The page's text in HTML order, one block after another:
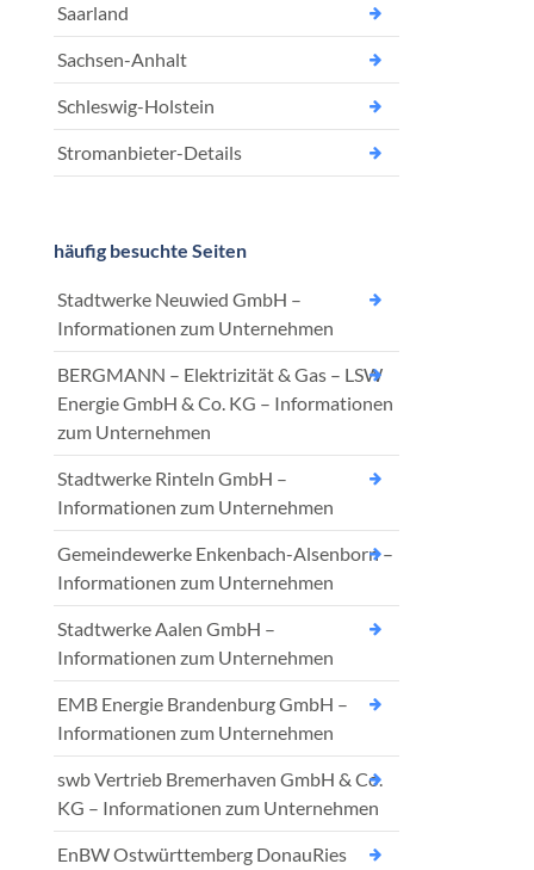
Saarland
Sachsen-Anhalt
Schleswig-Holstein
Stromanbieter-Details
häufig besuchte Seiten
Stadtwerke Neuwied GmbH –
Informationen zum Unternehmen
BERGMANN – Elektrizität & Gas – LSW
Energie GmbH & Co. KG – Informationen
zum Unternehmen
Stadtwerke Rinteln GmbH –
Informationen zum Unternehmen
Gemeindewerke Enkenbach-Alsenborn –
Informationen zum Unternehmen
Stadtwerke Aalen GmbH –
Informationen zum Unternehmen
EMB Energie Brandenburg GmbH –
Informationen zum Unternehmen
swb Vertrieb Bremerhaven GmbH & Co.
KG – Informationen zum Unternehmen
EnBW Ostwürttemberg DonauRies